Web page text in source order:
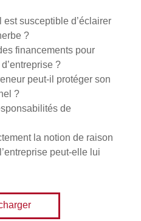
susceptible d’éclairer
?
financements pour
?
peut-il protéger son
?
de
la notion de raison
peut-elle lui